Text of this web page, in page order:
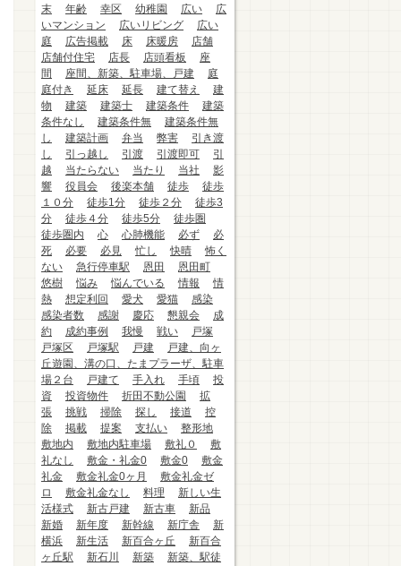
末
年齢 幸区 幼稚園 広い
広
いマンション
広いリビング
広い
庭
広告掲載 床 床暖房
店舗
店舗付住宅
店長 店頭看板
座
間
座間、新築、駐車場、戸建
庭
庭付き
延床 延長 建て替え
建
物
建築 建築士 建築条件
建築
条件なし
建築条件無
建築条件無
し
建築計画 弁当 弊害
引き渡
し
引っ越し 引渡 引渡即可
引
越
当たらない 当たり 当社
影
響
役員会 後楽本舗 徒歩
徒歩
１０分
徒歩1分 徒歩２分
徒歩3
分
徒歩４分 徒歩5分
徒歩圏
徒歩圏内
心 心肺機能 必ず
必
死
必要 必見 忙し 快晴
怖く
ない
急行停車駅 恩田
恩田町
悠樹
悩み 悩んでいる 情報
情
熱
想定利回 愛犬 愛猫
感染
感染者数
感謝 慶応 懇親会
成
約
成約事例 我慢 戦い
戸塚
戸塚区
戸塚駅 戸建
戸建、向ヶ
丘遊園、溝の口、たまプラーザ、駐車
場２台
戸建て 手入れ 手頃
投
資
投資物件 折田不動公園
拡
張
挑戦 掃除 探し 接道
控
除
掲載 提案 支払い
整形地
敷地内
敷地内駐車場 敷礼０
敷
礼なし
敷金・礼金0 敷金0
敷金
礼金
敷金礼金0ヶ月
敷金礼金ゼ
ロ
敷金礼金なし 料理
新しい生
活様式
新古戸建 新古車
新品
新婚
新年度 新幹線 新庁舎
新
横浜
新生活 新百合ヶ丘
新百合
ヶ丘駅
新石川 新築
新築、駅徒